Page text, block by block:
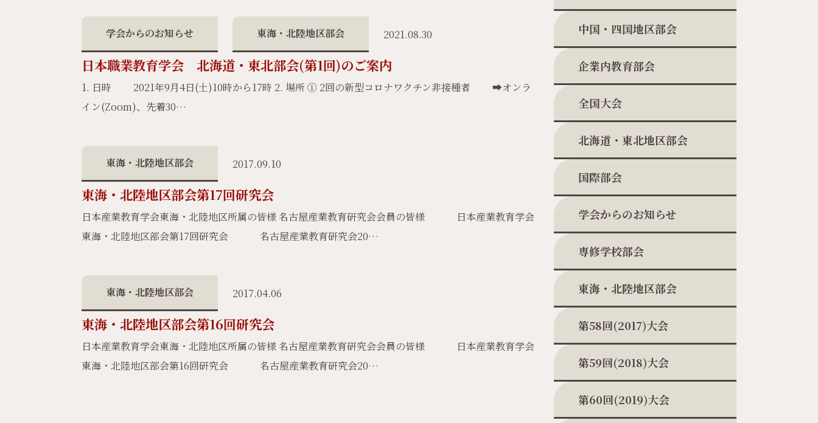
中国・四国地区部会
企業内教育部会
全国大会
北海道・東北地区部会
国際部会
学会からのお知らせ
専修学校部会
東海・北陸地区部会
第58回(2017)大会
第59回(2018)大会
第60回(2019)大会
学会からのお知らせ 東海・北陸地区部会 2021.08.30
日本職業教育学会 北海道・東北部会(第1回)のご案内
1. 日時 2021年9月4日(土)10時から17時 2. 場所 ① 2回の新型コロナワクチン非接種者 ➡オンラ
イン(Zoom)、先着30…
東海・北陸地区部会 2017.09.10
東海・北陸地区部会第17回研究会
日本産業教育学会東海・北陸地区所属の皆様 名古屋産業教育研究会会員の皆様 日本産業教育学会
東海・北陸地区部会第17回研究会 名古屋産業教育研究会20…
東海・北陸地区部会 2017.04.06
東海・北陸地区部会第16回研究会
日本産業教育学会東海・北陸地区所属の皆様 名古屋産業教育研究会会員の皆様 日本産業教育学会
東海・北陸地区部会第16回研究会 名古屋産業教育研究会20…